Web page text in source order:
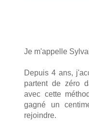
Je m'appelle
Depuis 4 ans,
partent de zéro
avec cette
gagné un
rejoindre.